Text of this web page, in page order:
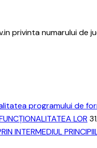
privinta numarului de
programului de
LOR
INTERMEDIUL